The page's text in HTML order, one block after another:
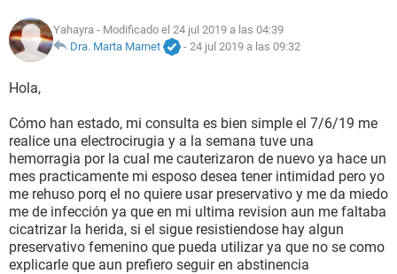
NUTRICIÓN
SEXUALIDAD
GLOSARIO
Yahayra - Modificado el 24 jul 2019 a las 04:39
Dra. Marta Marnet
- 24 jul 2019 a las 09:32
Hola,
Cómo han estado, mi consulta es bien simple el 7/6/19 me
realice una electrocirugia y a la semana tuve una
hemorragia por la cual me cauterizaron de nuevo ya hace un
mes practicamente mi esposo desea tener intimidad pero yo
me rehuso porq el no quiere usar preservativo y me da miedo
me de infección ya que en mi ultima revision aun me faltaba
cicatrizar la herida, si el sigue resistiendose hay algun
preservativo femenino que pueda utilizar ya que no se como
explicarle que aun prefiero seguir en abstinencia